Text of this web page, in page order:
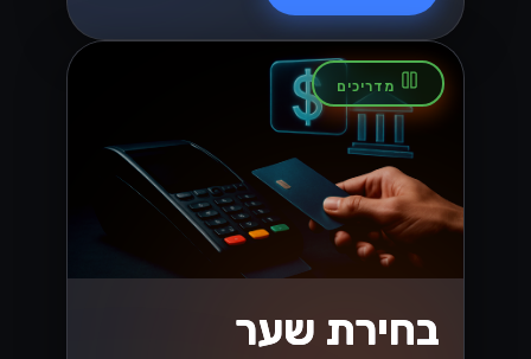
מדריכים
בחירת שער